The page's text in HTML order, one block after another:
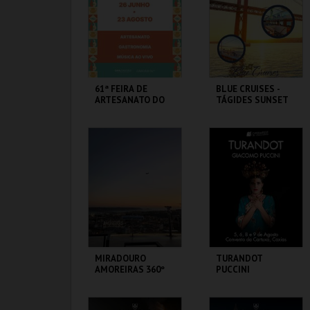
MAIS INFO
COMPRAR
MAIS INFO
61ª FEIRA DE
ARTESANATO DO
COMPRAR
BLUE CRUISES -
TÁGIDES SUNSET
BLUE CRUISES
MAIS INFO
COMPRAR
MIRADOURO
AMOREIRAS 360º
AMOREIRAS 360º
TURANDOT
PUCCINI
CONVENTO DA